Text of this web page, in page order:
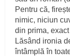
Pentru că,
nimic, niciun
din prima,
Lăsând ironia
întâmplă în